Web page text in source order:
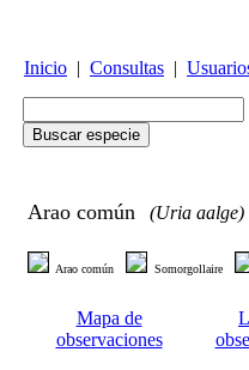
Inicio | Consultas |
Arao común (Uria aalge)
Arao común Somorgollaire
Mapa de
observaciones